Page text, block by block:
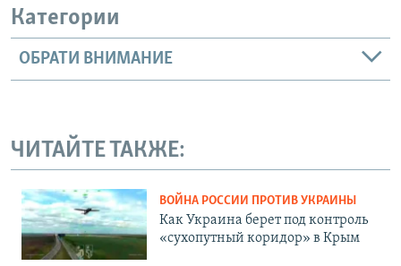
Категории
ОБРАТИ ВНИМАНИЕ
ЧИТАЙТЕ ТАКЖЕ:
ВОЙНА РОССИИ ПРОТИВ УКРАИНЫ
Как Украина берет под контроль
«сухопутный коридор» в Крым